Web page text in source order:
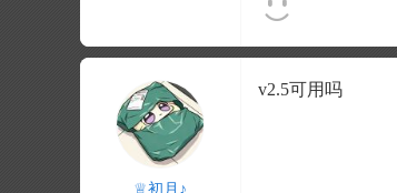
♕初月♪
v2.5可用吗